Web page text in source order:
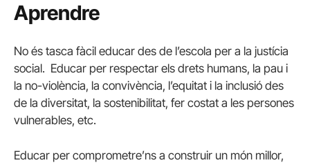
Aprendre
No és tasca fàcil educar des de l’escola per a la justícia
social. Educar per respectar els drets humans, la pau i
la no-violència, la convivència, l’equitat i la inclusió des
de la diversitat, la sostenibilitat, fer costat a les persones
vulnerables, etc.
Educar per comprometre’ns a construir un món millor,